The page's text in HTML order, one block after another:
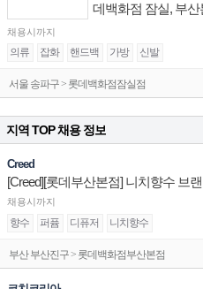
데백화점 잠실, 부산
채용시까지
의류 잡화 핸드백 가방 신발
서울 송파구 > 롯데백화점잠실점
지역 TOP 채용 정보
Creed
[Creed][롯데부산본점] 니치향수 브
채용시까지
향수 퍼퓸 디퓨저 니치향수
부산 부산진구 > 롯데백화점부산본점